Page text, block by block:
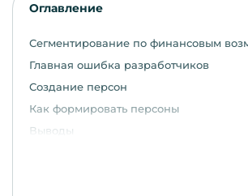
Оглавление
Сегментирование по финансовым
Главная ошибка разработчиков
Создание персон
Как формировать персоны
Выводы